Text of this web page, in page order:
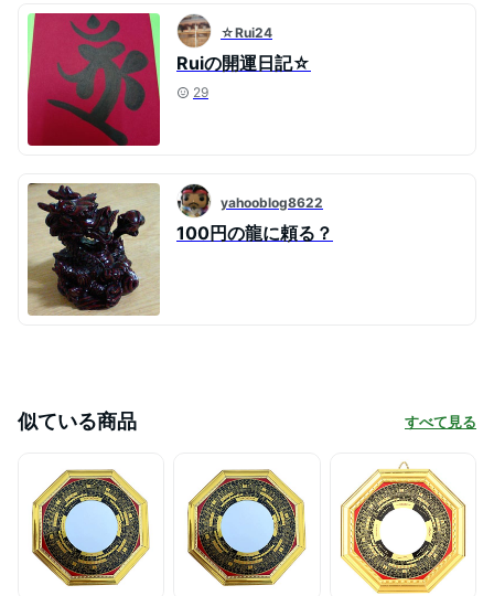
☆Rui24
Ruiの開運日記☆
29
yahooblog8622
100円の龍に頼る？
似ている商品 すべて見る